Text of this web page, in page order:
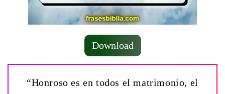
Download
“Honroso es en todos el matrimonio, el